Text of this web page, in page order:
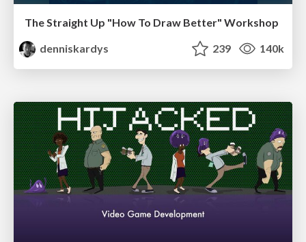
The Straight Up "How To Draw Better" Workshop
denniskardys
239 140k